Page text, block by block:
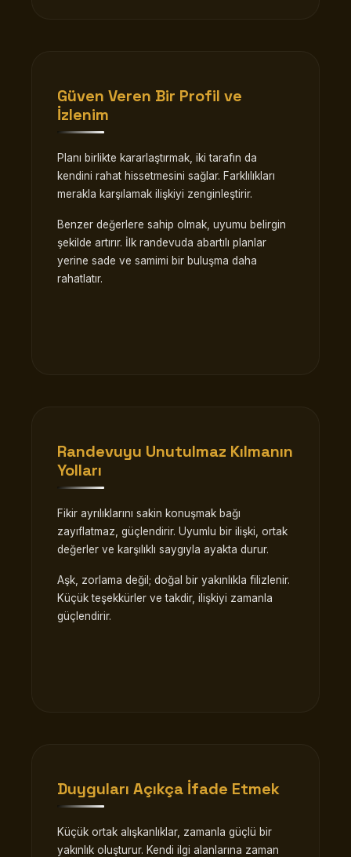
Güven Veren Bir Profil ve
İzlenim
Planı birlikte kararlaştırmak, iki tarafın da
kendini rahat hissetmesini sağlar. Farklılıkları
merakla karşılamak ilişkiyi zenginleştirir.
Benzer değerlere sahip olmak, uyumu belirgin
şekilde artırır. İlk randevuda abartılı planlar
yerine sade ve samimi bir buluşma daha
rahatlatır.
Randevuyu Unutulmaz Kılmanın
Yolları
Fikir ayrılıklarını sakin konuşmak bağı
zayıflatmaz, güçlendirir. Uyumlu bir ilişki, ortak
değerler ve karşılıklı saygıyla ayakta durur.
Aşk, zorlama değil; doğal bir yakınlıkla filizlenir.
Küçük teşekkürler ve takdir, ilişkiyi zamanla
güçlendirir.
Duyguları Açıkça İfade Etmek
Küçük ortak alışkanlıklar, zamanla güçlü bir
yakınlık oluşturur. Kendi ilgi alanlarına zaman